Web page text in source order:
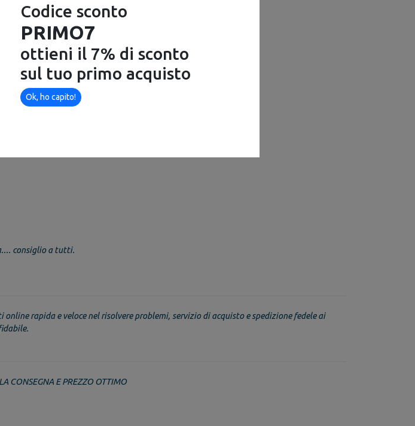
consiglio a tutti.
rapida e veloce nel risolvere problemi, servizio di acquisto e spedizione fedele ai
CONSEGNA E PREZZO OTTIMO
Codice sconto
PRIMO7
ottieni il 7% di sconto
sul tuo primo acquisto
Ok, ho capito!